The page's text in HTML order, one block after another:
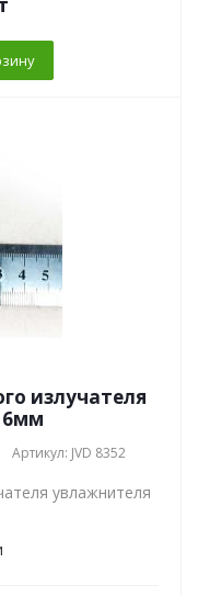
излучателя
Артикул: JVD 8352
увлажнителя